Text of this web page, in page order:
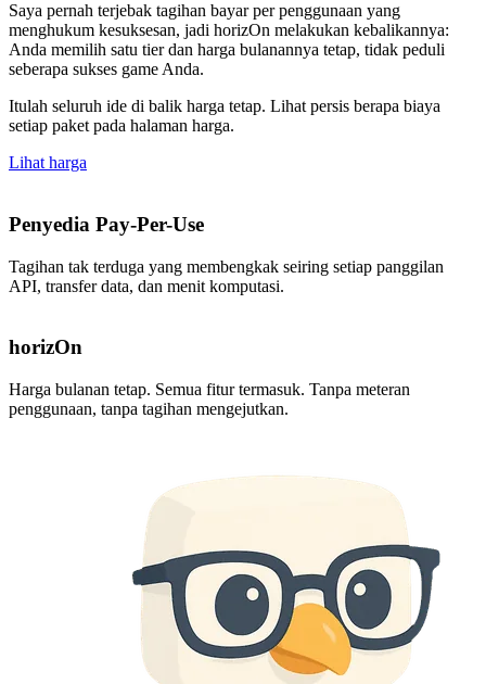
Saya pernah terjebak tagihan bayar per penggunaan yang
menghukum kesuksesan, jadi horizOn melakukan kebalikannya:
Anda memilih satu tier dan harga bulanannya tetap, tidak peduli
seberapa sukses game Anda.
Itulah seluruh ide di balik harga tetap. Lihat persis berapa biaya
setiap paket pada halaman harga.
Lihat harga
Penyedia Pay-Per-Use
Tagihan tak terduga yang membengkak seiring setiap panggilan
API, transfer data, dan menit komputasi.
horizOn
Harga bulanan tetap. Semua fitur termasuk. Tanpa meteran
penggunaan, tanpa tagihan mengejutkan.